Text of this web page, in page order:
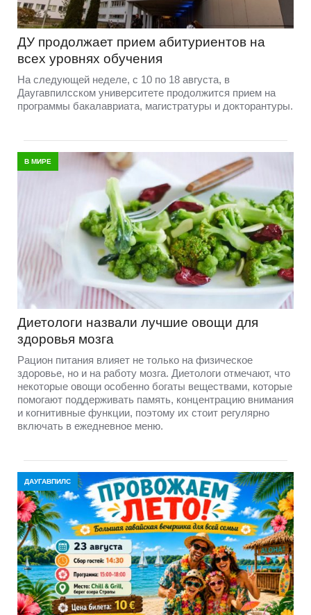
ДУ продолжает прием абитуриентов на
всех уровнях обучения
На следующей неделе, с 10 по 18 августа, в
Даугавпилсском университете продолжится прием на
программы бакалавриата, магистратуры и докторантуры.
В МИРЕ
Диетологи назвали лучшие овощи для
здоровья мозга
Рацион питания влияет не только на физическое
здоровье, но и на работу мозга. Диетологи отмечают, что
некоторые овощи особенно богаты веществами, которые
помогают поддерживать память, концентрацию внимания
и когнитивные функции, поэтому их стоит регулярно
включать в ежедневное меню.
ДАУГАВПИЛС